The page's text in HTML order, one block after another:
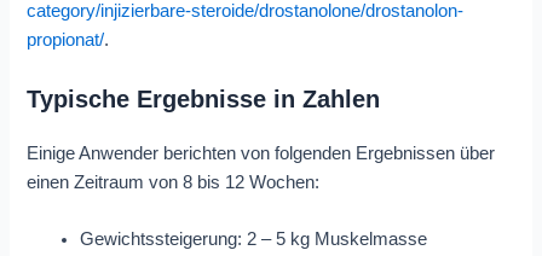
category/injizierbare-steroide/drostanolone/drostanolon-
propionat/.
Typische Ergebnisse in Zahlen
Einige Anwender berichten von folgenden Ergebnissen über
einen Zeitraum von 8 bis 12 Wochen:
Gewichtssteigerung: 2 – 5 kg Muskelmasse